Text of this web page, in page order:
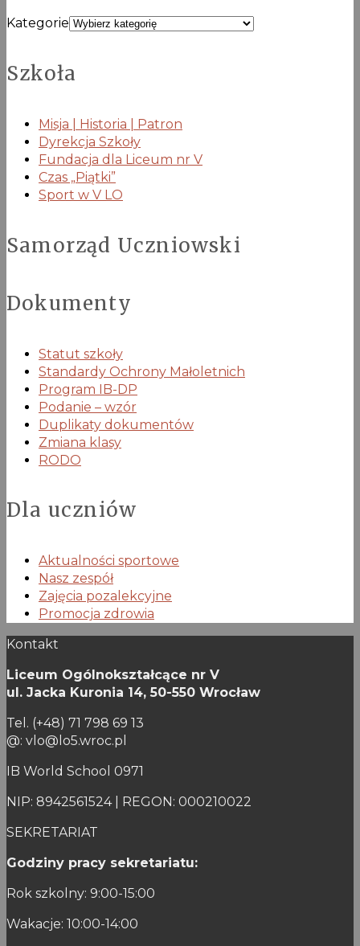
Kategorie
Szkoła
Misja | Historia | Patron
Dyrekcja Szkoły
Fundacja dla Liceum nr V
Czas „Piątki”
Sport w V LO
Samorząd Uczniowski
Dokumenty
Statut szkoły
Standardy Ochrony Małoletnich
Program IB-DP
Podanie – wzór
Duplikaty dokumentów
Zmiana klasy
RODO
Dla uczniów
Aktualności sportowe
Nasz zespół
Zajęcia pozalekcyjne
Promocja zdrowia
Kontakt
Liceum Ogólnokształcące nr V
ul. Jacka Kuronia 14, 50-550 Wrocław
Tel. (+48) 71 798 69 13
@: vlo@lo5.wroc.pl
IB World School 0971
NIP: 8942561524 | REGON: 000210022
SEKRETARIAT
Godziny pracy sekretariatu:
Rok szkolny: 9:00-15:00
Wakacje: 10:00-14:00